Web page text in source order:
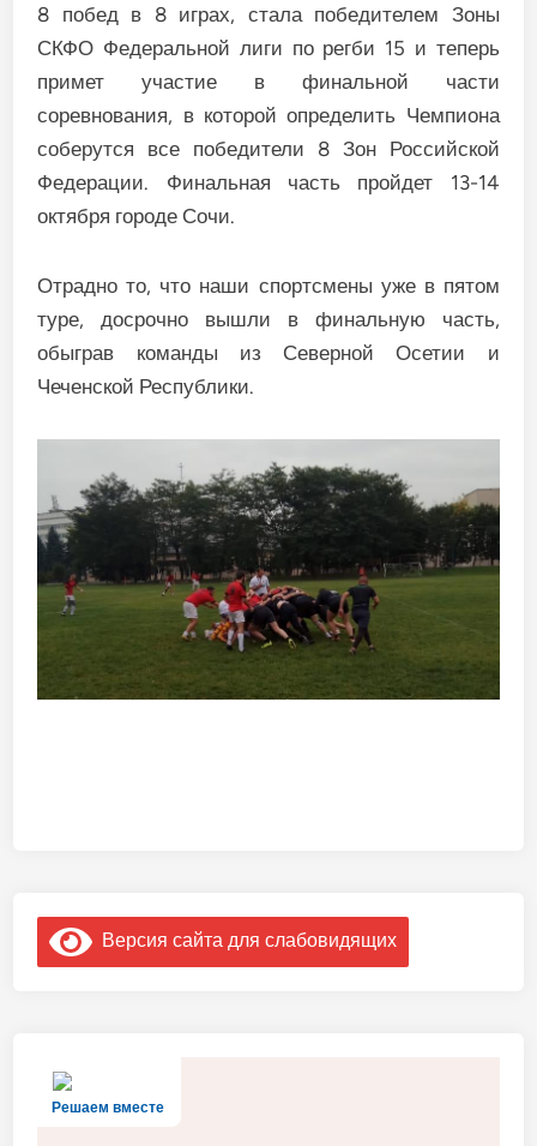
8 побед в 8 играх, стала победителем Зоны
СКФО Федеральной лиги по регби 15 и теперь
примет участие в финальной части
соревнования, в которой определить Чемпиона
соберутся все победители 8 Зон Российской
Федерации. Финальная часть пройдет 13-14
октября городе Сочи.
Отрадно то, что наши спортсмены уже в пятом
туре, досрочно вышли в финальную часть,
обыграв команды из Северной Осетии и
Чеченской Республики.
Версия сайта для слабовидящих
Решаем вместе